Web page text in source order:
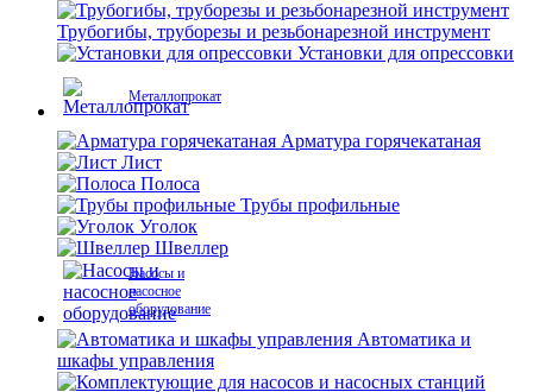
Трубогибы, труборезы и резьбонарезной инструмент
Установки для опрессовки
Металлопрокат
Арматура горячекатаная
Лист
Полоса
Трубы профильные
Уголок
Швеллер
Насосы и
насосное
оборудование
Автоматика и
шкафы управления